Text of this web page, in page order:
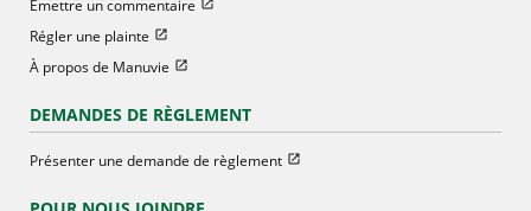
Émettre un commentaire
Régler une plainte Ouvrir dans une nouvelle fenetre
À propos de Manuvie Ouvrir dans une nouvelle fenetre
DEMANDES DE RÈGLEMENT
Présenter une demande de règlement Ouvrir dans une nouvelle fenetre